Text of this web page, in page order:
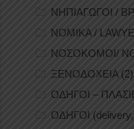
ΝΗΠΙΑΓΩΓΟΙ /
ΝΟΜΙΚΑ /
ΝΟΣΟΚΟΜΟΙ/
ΞΕΝΟΔΟΧΕΙΑ (2)
ΟΔΗΓΟΙ –
ΟΔΗΓΟΙ